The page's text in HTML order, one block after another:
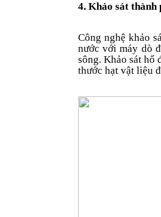
4. Khảo sát thành
Công nghệ khảo
nước với máy dò
sông. Khảo sát hố
thước hạt vật liệu